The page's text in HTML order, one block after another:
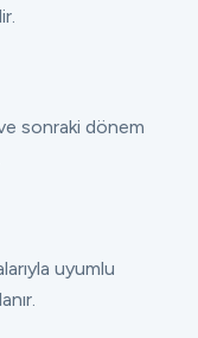
sonraki dönem
uyumlu